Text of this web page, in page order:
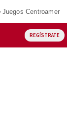
Juegos
REGÍSTRATE